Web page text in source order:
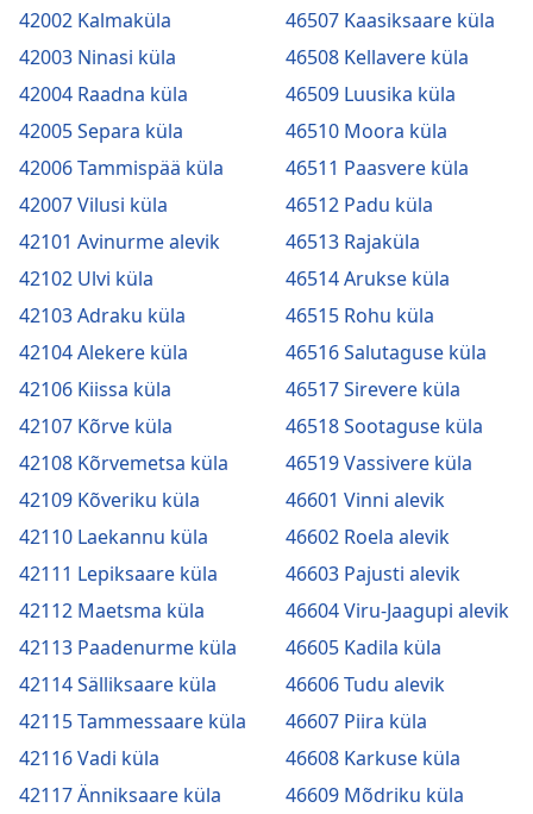
42002 Kalmaküla
42003 Ninasi küla
42004 Raadna küla
42005 Separa küla
42006 Tammispää küla
42007 Vilusi küla
42101 Avinurme alevik
42102 Ulvi küla
42103 Adraku küla
42104 Alekere küla
42106 Kiissa küla
42107 Kõrve küla
42108 Kõrvemetsa küla
42109 Kõveriku küla
42110 Laekannu küla
42111 Lepiksaare küla
42112 Maetsma küla
42113 Paadenurme küla
42114 Sälliksaare küla
42115 Tammessaare küla
42116 Vadi küla
42117 Änniksaare küla
46507 Kaasiksaare küla
46508 Kellavere küla
46509 Luusika küla
46510 Moora küla
46511 Paasvere küla
46512 Padu küla
46513 Rajaküla
46514 Arukse küla
46515 Rohu küla
46516 Salutaguse küla
46517 Sirevere küla
46518 Sootaguse küla
46519 Vassivere küla
46601 Vinni alevik
46602 Roela alevik
46603 Pajusti alevik
46604 Viru-Jaagupi alevik
46605 Kadila küla
46606 Tudu alevik
46607 Piira küla
46608 Karkuse küla
46609 Mõdriku küla